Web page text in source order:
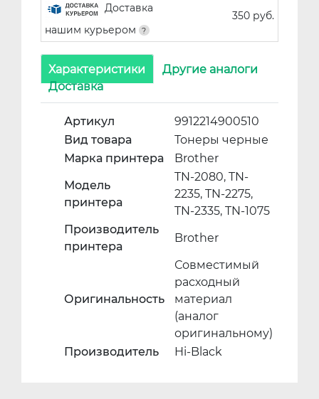
Доставка
нашим курьером
350 руб.
Характеристики
Другие аналоги
Доставка
Артикул
9912214900510
Вид товара
Тонеры черные
Марка принтера
Brother
Модель
принтера
TN-2080, TN-
2235, TN-2275,
TN-2335, TN-1075
Производитель
принтера
Brother
Оригинальность
Совместимый
расходный
материал
(аналог
оригинальному)
Производитель
Hi-Black